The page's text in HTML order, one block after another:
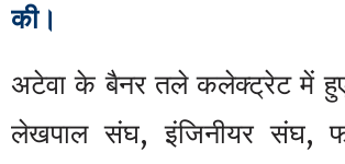
की।
अटेवा के बैनर तले कलेक्ट्रेट में हुए
लेखपाल संघ, इंजिनीयर संघ,